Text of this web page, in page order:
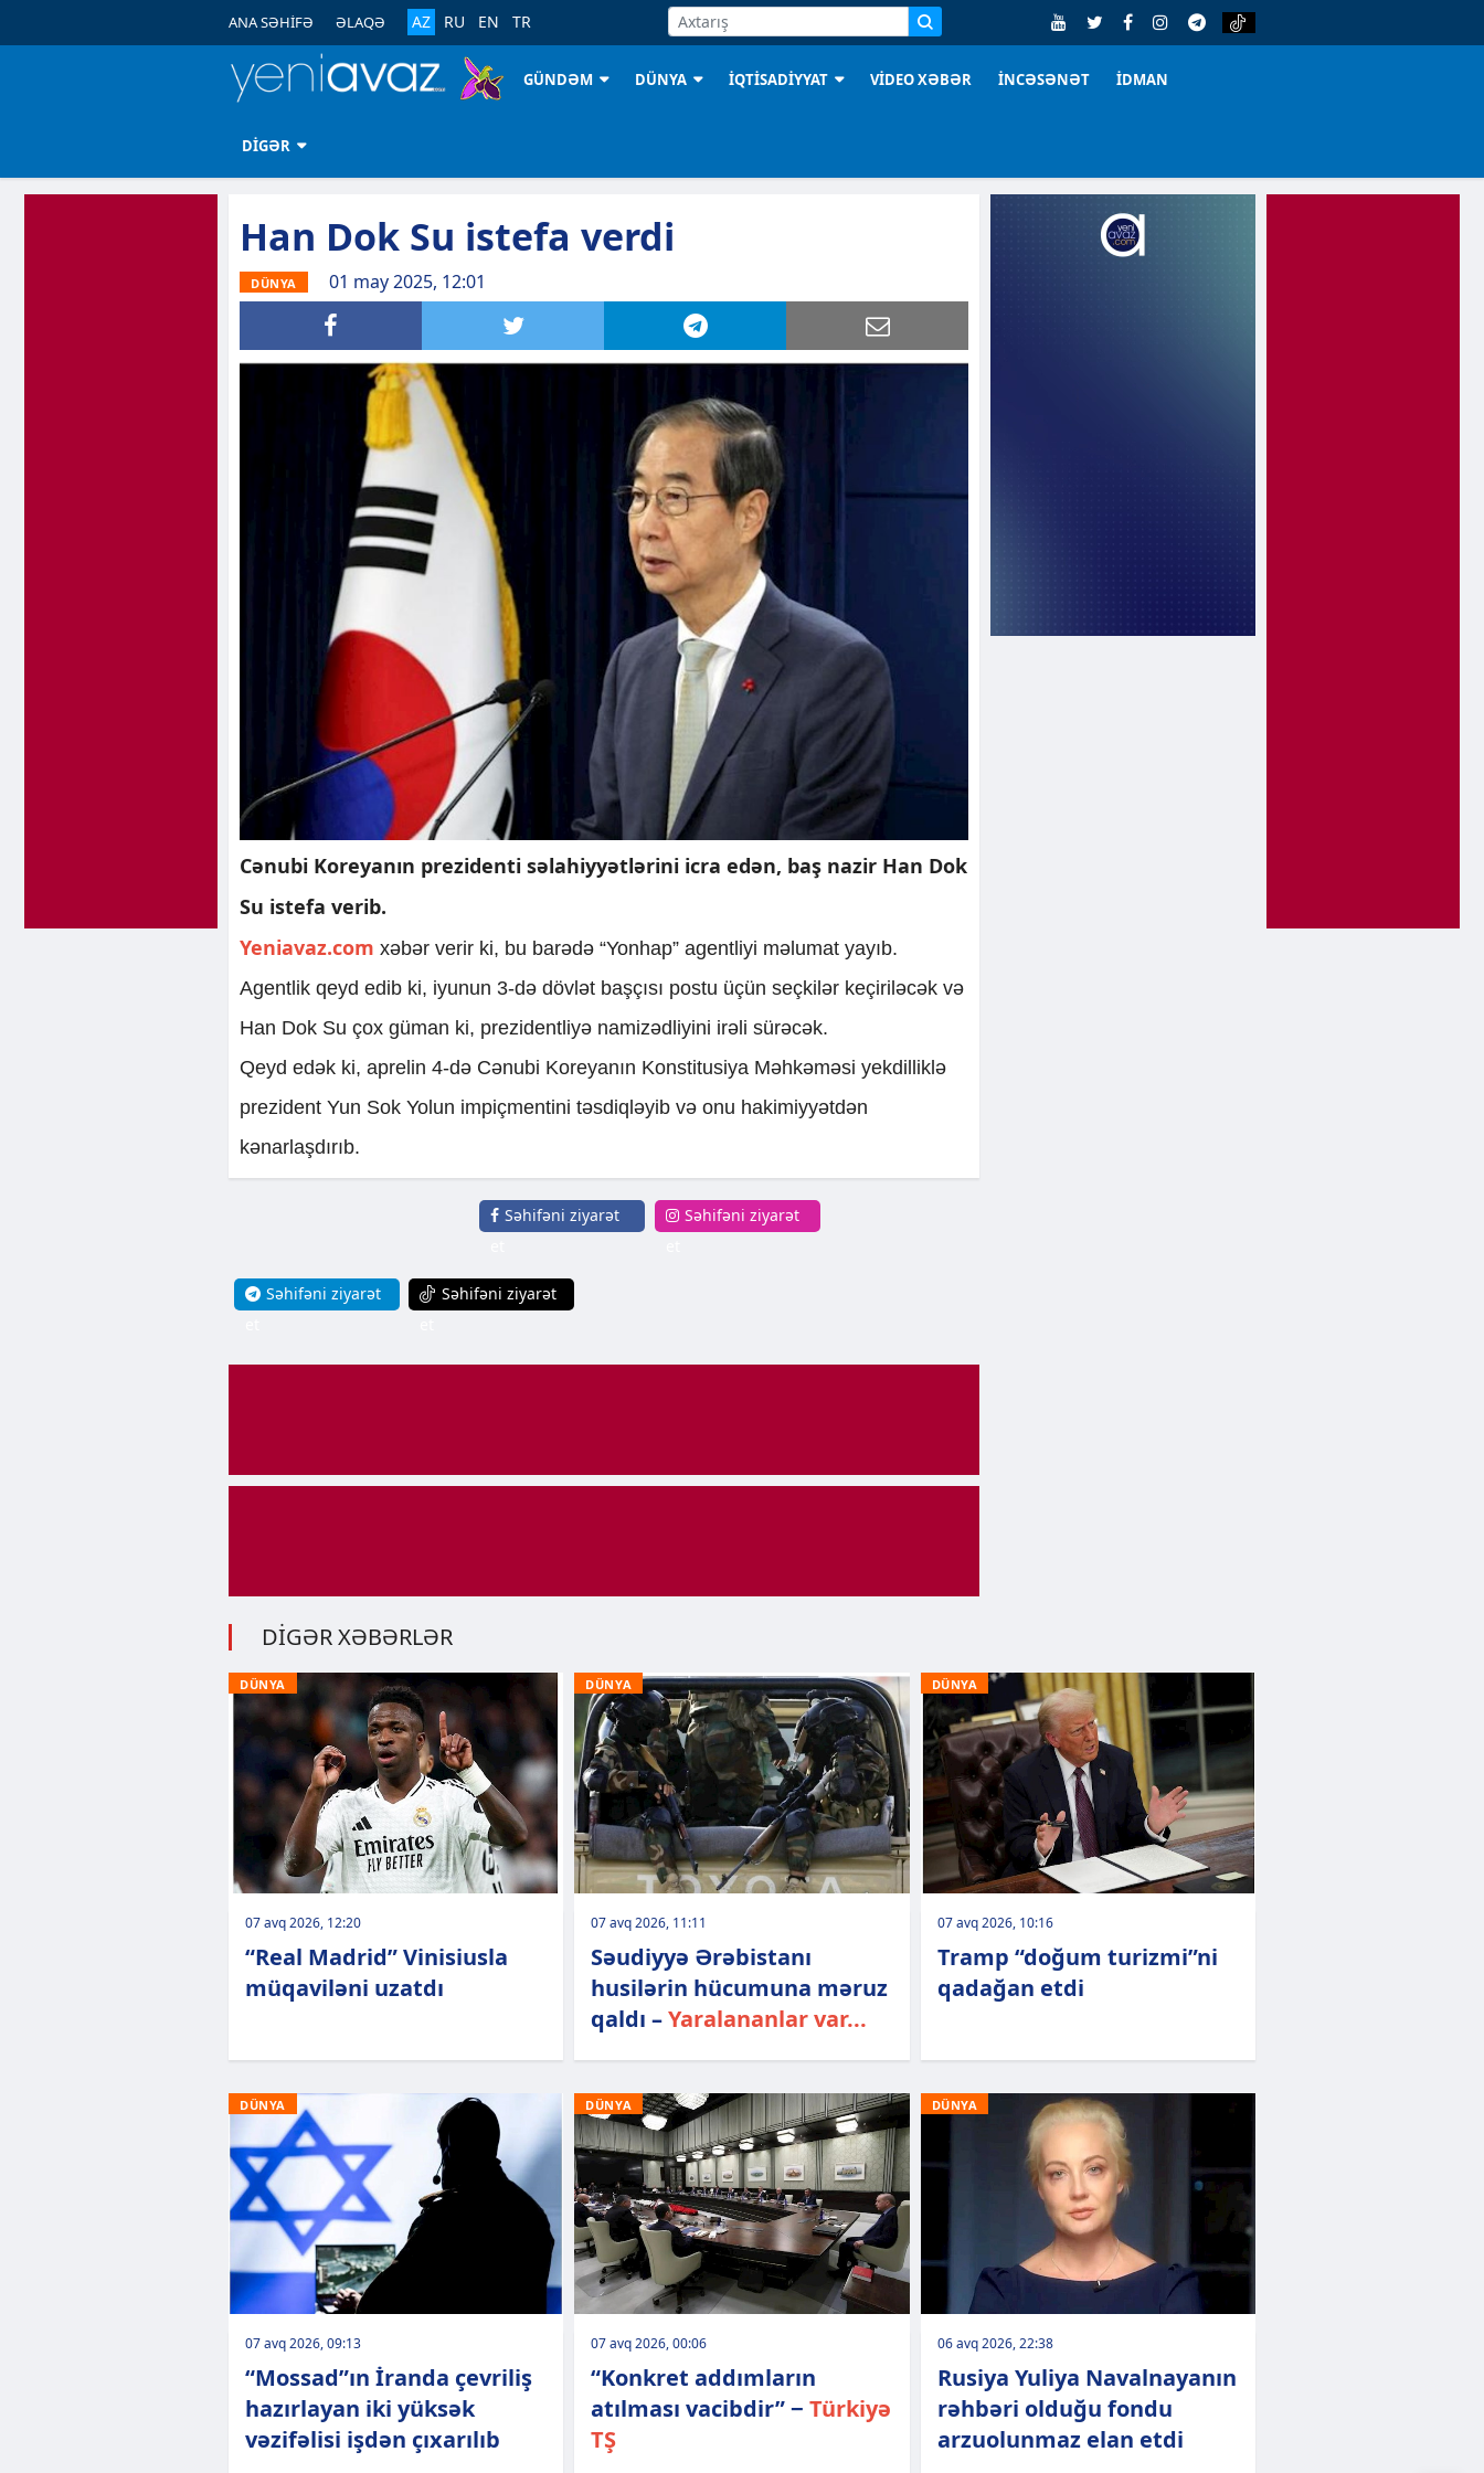
ANA SƏHİFƏ ƏLAQƏ AZ RU EN TR
GÜNDƏM DÜNYA İQTİSADİYYAT VİDEO XƏBƏR İNCƏSƏNƏT İDMAN
DİGƏR
Han Dok Su istefa verdi
DÜNYA 01 may 2025, 12:01
Cənubi Koreyanın prezidenti səlahiyyətlərini icra edən, baş nazir Han Dok
Su istefa verib.
Yeniavaz.com xəbər verir ki, bu barədə “Yonhap” agentliyi məlumat yayıb.
Agentlik qeyd edib ki, iyunun 3-də dövlət başçısı postu üçün seçkilər keçiriləcək və
Han Dok Su çox güman ki, prezidentliyə namizədliyini irəli sürəcək.
Qeyd edək ki, aprelin 4-də Cənubi Koreyanın Konstitusiya Məhkəməsi yekdilliklə
prezident Yun Sok Yolun impiçmentini təsdiqləyib və onu hakimiyyətdən
kənarlaşdırıb.
Səhifəni ziyarət
Səhifəni ziyarət
Səhifəni ziyarət
Səhifəni ziyarət
DİGƏR XƏBƏRLƏR
DÜNYA
07 avq 2026, 12:20
“Real Madrid” Vinisiusla
müqaviləni uzatdı
DÜNYA
07 avq 2026, 11:11
Səudiyyə Ərəbistanı
husilərin hücumuna məruz
qaldı –Yaralananlar var...
DÜNYA
07 avq 2026, 10:16
Tramp “doğum turizmi”ni
qadağan etdi
DÜNYA
07 avq 2026, 09:13
“Mossad”ın İranda çevriliş
hazırlayan iki yüksək
vəzifəlisi işdən çıxarılıb
DÜNYA
07 avq 2026, 00:06
“Konkret addımların
atılması vacibdir” − Türkiyə
TŞ
DÜNYA
06 avq 2026, 22:38
Rusiya Yuliya Navalnayanın
rəhbəri olduğu fondu
arzuolunmaz elan etdi